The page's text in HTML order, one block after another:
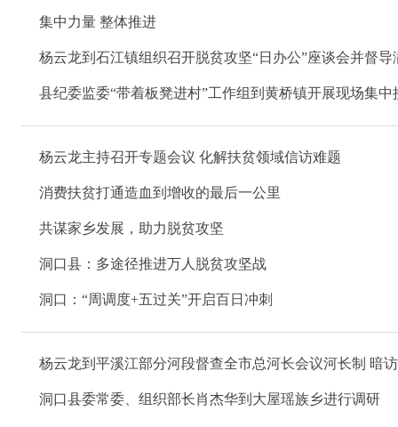
集中力量 整体推进
县纪委监委“带着板凳进村”工作组到黄桥镇开展现场集中
杨云龙主持召开专题会议 化解扶贫领域信访难题
消费扶贫打通造血到增收的最后一公里
共谋家乡发展，助力脱贫攻坚
洞口县：多途径推进万人脱贫攻坚战
洞口：“周调度+五过关”开启百日冲刺
杨云龙到平溪江部分河段督查全市总河长会议河长制 暗
洞口县委常委、组织部长肖杰华到大屋瑶族乡进行调研